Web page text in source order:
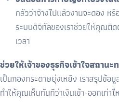
กลัวว่าจ้างไปแล้วงานจะดอง ห
ระบบดิจิทัลของเราช่วยให้คุณติ
เวลา
ช่วยให้เจ้าของธุรกิจเข้าใจสถานะ
เป็นกองกระดาษยุ่งเหยิง เราสรุปข้
ทำให้คุณเห็นทันทีว่าเงินเข้า-ออกเท่าไ